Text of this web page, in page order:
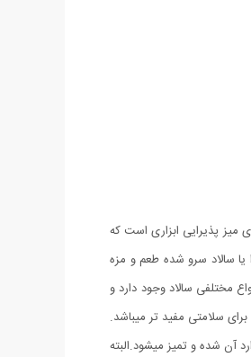
پذیرایی ابزاری است که
سالاد سرو شده طعم و مزه
مختلفی سالاد وجود دارد و
سلامتی مفید تر میباشد.
آن شده و تمیز میشود.البته